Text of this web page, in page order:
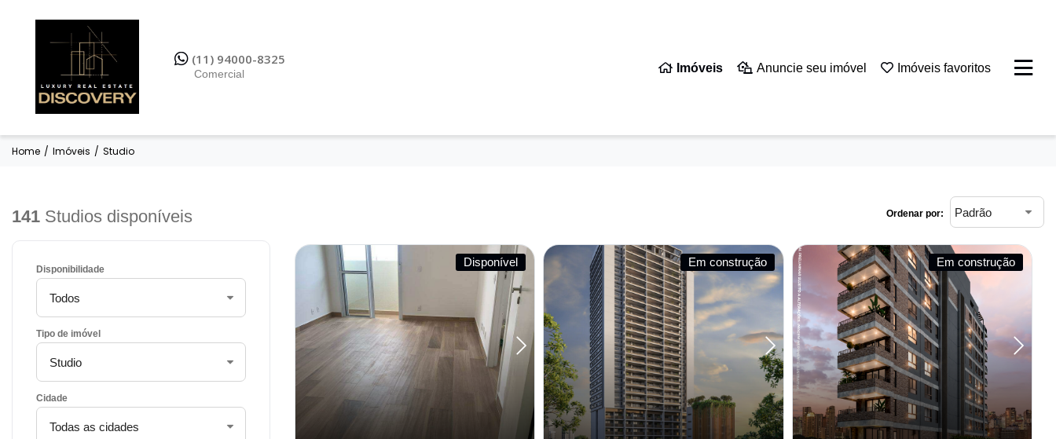
(11) 94000-8325
Comercial Imóveis Anuncie seu imóvel Imóveis favoritos
Home / Imóveis / Studio
141 Studios disponíveis Ordenar por:
Disponibilidade
Tipo de imóvel
Cidade
Disponível Em construção Em construção